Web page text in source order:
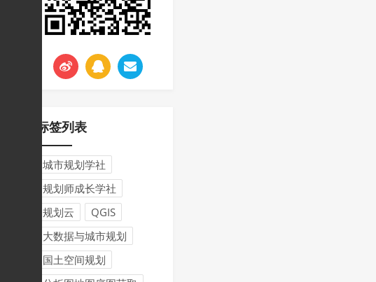
标签列表
城市规划学社
规划师成长学社
规划云
QGIS
大数据与城市规划
国土空间规划